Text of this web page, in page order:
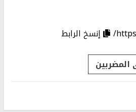
إنسخ الرابط
المضربين